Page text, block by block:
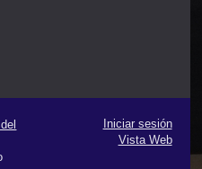
Iniciar sesión
Vista Web